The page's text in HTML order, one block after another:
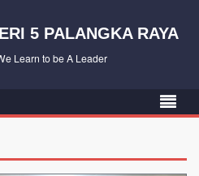
5 PALANGKA RAYA
Learn to be A Leader